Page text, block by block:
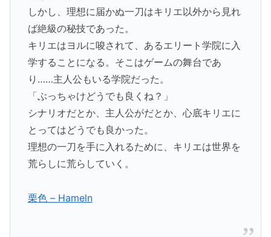
しかし、理想に届かぬ一刀はキリエ以外から見れ
ば絶級の秘技であった。
キリエはヨルに唆されて、あるエリート学院に入
学することになる。そこはゲームの舞台であ
り……主人公もいる学院だった。
「ぶっちゃけどうでも良くね？」
シナリオだとか、主人公がだとか、心底キリエに
とってはどうでも良かった。
理想の一刀を手に入れるために、キリエは世界を
荒らしに荒らしていく。
栗色 – Hameln